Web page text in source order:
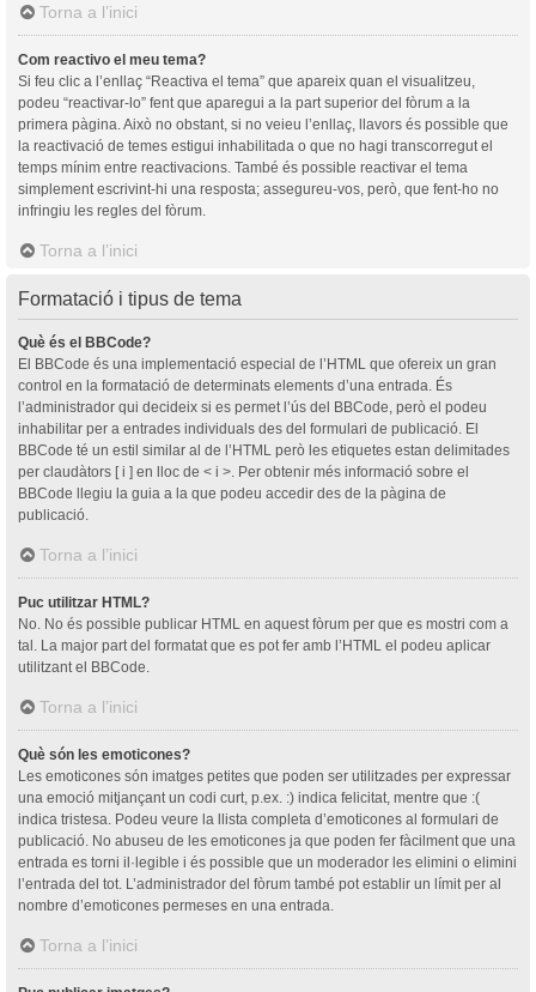
Torna a l’inici
Com reactivo el meu tema?
Si feu clic a l’enllaç “Reactiva el tema” que apareix quan el visualitzeu,
podeu “reactivar-lo” fent que aparegui a la part superior del fòrum a la
primera pàgina. Això no obstant, si no veieu l’enllaç, llavors és possible que
la reactivació de temes estigui inhabilitada o que no hagi transcorregut el
temps mínim entre reactivacions. També és possible reactivar el tema
simplement escrivint-hi una resposta; assegureu-vos, però, que fent-ho no
infringiu les regles del fòrum.
Torna a l’inici
Formatació i tipus de tema
Què és el BBCode?
El BBCode és una implementació especial de l’HTML que ofereix un gran
control en la formatació de determinats elements d’una entrada. És
l’administrador qui decideix si es permet l’ús del BBCode, però el podeu
inhabilitar per a entrades individuals des del formulari de publicació. El
BBCode té un estil similar al de l’HTML però les etiquetes estan delimitades
per claudàtors [ i ] en lloc de < i >. Per obtenir més informació sobre el
BBCode llegiu la guia a la que podeu accedir des de la pàgina de
publicació.
Torna a l’inici
Puc utilitzar HTML?
No. No és possible publicar HTML en aquest fòrum per que es mostri com a
tal. La major part del formatat que es pot fer amb l’HTML el podeu aplicar
utilitzant el BBCode.
Torna a l’inici
Què són les emoticones?
Les emoticones són imatges petites que poden ser utilitzades per expressar
una emoció mitjançant un codi curt, p.ex. :) indica felicitat, mentre que :(
indica tristesa. Podeu veure la llista completa d’emoticones al formulari de
publicació. No abuseu de les emoticones ja que poden fer fàcilment que una
entrada es torni il·legible i és possible que un moderador les elimini o elimini
l’entrada del tot. L’administrador del fòrum també pot establir un límit per al
nombre d’emoticones permeses en una entrada.
Torna a l’inici